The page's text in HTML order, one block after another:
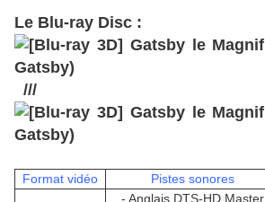
Le Blu-ray Disc :
///
Format vidéo Pistes sonores
- Anglais DTS-HD Master